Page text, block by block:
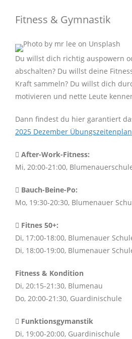
Fitness & Gymnastik
Du willst dich richtig auspowern
abschalten? Du willst deine
Kraft sammeln? Du willst dich
motivieren und nette Leute
Dann findest du hier garantiert
2025 Dezember Übungszeitenplan
After-Work-Fitness:
Mi, 20:00-21:00,
Bauch-Beine-Po:
Mo, 19:30-20:30, Blumenauer
Fitnes 50+:
Di, 17:00-18:00, Blumenauer
Di, 18:00-19:00, Blumenauer
Fitness & Kondition
Di, 20:15-21:30, Blumenau
Do, 20:00-21:30, Guardinischule
Funktionsgymanstik
Di, 19:00-20:00, Guardinischule